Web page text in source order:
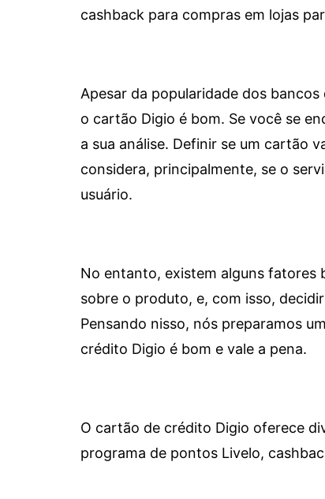
cashback para compras em lojas
Apesar da popularidade dos
o cartão Digio é bom. Se você se
a sua análise. Definir se um cartão
considera, principalmente, se o
usuário.
No entanto, existem alguns fatores
sobre o produto, e, com isso,
Pensando nisso, nós preparamos
crédito Digio é bom e vale a pena.
O cartão de crédito Digio oferece
programa de pontos Livelo,